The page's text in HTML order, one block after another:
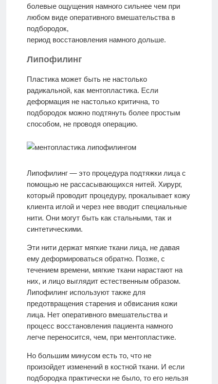
болевые ощущения намного сильнее чем при
любом виде оперативного вмешательства в
подбородок,
период восстановления намного дольше.
Липофилинг
Пластика может быть не настолько
радикальной, как ментопластика. Если
деформация не настолько критична, то
подбородок можно подтянуть более простым
способом, не проводя операцию.
Липофилинг — это процедура подтяжки лица с
помощью не рассасывающихся нитей. Хирург,
который проводит процедуру, прокалывает кожу
клиента иглой и через нее вводит специальные
нити. Они могут быть как стальными, так и
синтетическими.
Эти нити держат мягкие ткани лица, не давая
ему деформироваться обратно. Позже, с
течением времени, мягкие ткани нарастают на
них, и лицо выглядит естественным образом.
Липофилинг используют также для
предотвращения старения и обвисания кожи
лица. Нет оперативного вмешательства и
процесс восстановления пациента намного
легче переносится, чем, при ментопластике.
Но большим минусом есть то, что не
произойдет изменений в костной ткани. И если
подбородка практически не было, то его нельзя